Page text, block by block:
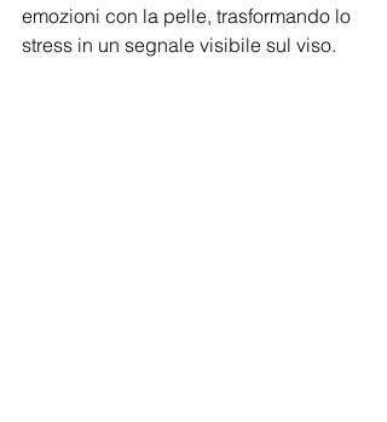
emozioni con la pelle, trasformando lo
stress in un segnale visibile sul viso.